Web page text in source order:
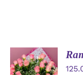
AÑADIR
AL